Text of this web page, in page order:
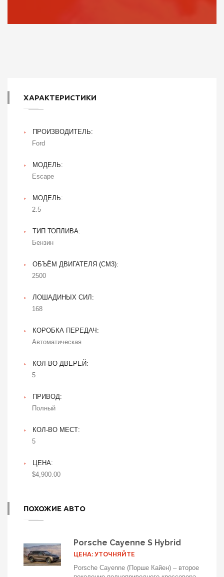
ХАРАКТЕРИСТИКИ
ПРОИЗВОДИТЕЛЬ:
Ford
МОДЕЛЬ:
Escape
МОДЕЛЬ:
2.5
ТИП ТОПЛИВА:
Бензин
ОБЪЁМ ДВИГАТЕЛЯ (CM3):
2500
ЛОШАДИНЫХ СИЛ:
168
КОРОБКА ПЕРЕДАЧ:
Автоматическая
КОЛ-ВО ДВЕРЕЙ:
5
ПРИВОД:
Полный
КОЛ-ВО МЕСТ:
5
ЦЕНА:
$4,900.00
ПОХОЖИЕ АВТО
Porsche Cayenne S Hybrid
ЦЕНА: УТОЧНЯЙТЕ
Porsche Cayenne (Порше Кайен) – второе